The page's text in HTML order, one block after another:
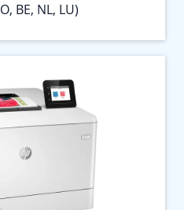
BE, NL, LU)